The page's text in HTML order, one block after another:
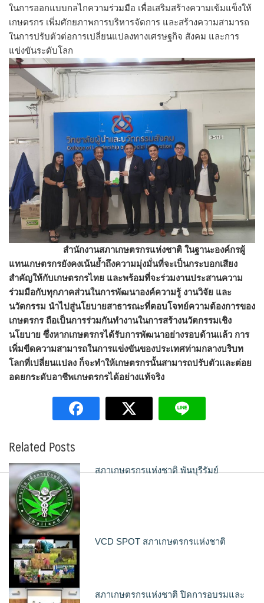
ในการออกแบบกลไกความร่วมมือ เพื่อเสริมสร้างความเข้มแข็งให้
เกษตรกร เพิ่มศักยภาพการบริหารจัดการ และสร้างความสามารถ
ในการปรับตัวต่อการเปลี่ยนแปลงทางเศรษฐกิจ สังคม และการ
แข่งขันระดับโลก
สำนักงานสภาเกษตรกรแห่งชาติ ในฐานะองค์กรผู้
แทนเกษตรกรยังคงเน้นย้ำถึงความมุ่งมั่นที่จะเป็นกระบอกเสียง
สำคัญให้กับเกษตรกรไทย และพร้อมที่จะร่วมงานประสานความ
ร่วมมือกับทุกภาคส่วนในการพัฒนาองค์ความรู้ งานวิจัย และ
นวัตกรรม นำไปสู่นโยบายสาธารณะที่ตอบโจทย์ความต้องการของ
เกษตรกร ถือเป็นการร่วมกันทำงานในการสร้างนวัตกรรมเชิง
นโยบาย ซึ่งหากเกษตรกรได้รับการพัฒนาอย่างรอบด้านแล้ว การ
เพิ่มขีดความสามารถในการแข่งขันของประเทศท่ามกลางบริบท
โลกที่เปลี่ยนแปลง ก็จะทำให้เกษตรกรนั้นสามารถปรับตัวและต่อย
อดยกระดับอาชีพเกษตรกรได้อย่างแท้จริง
Related Posts
สภาเกษตรกรแห่งชาติ พันบุรีรัมย์
VCD SPOT สภาเกษตรกรแห่งชาติ
สภาเกษตรกรแห่งชาติ ปิดการอบรมและ